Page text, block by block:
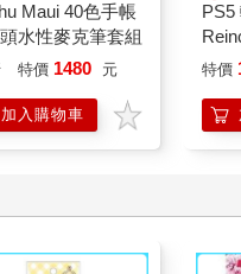
Maui 40色手帳
水性麥克筆套組
特價 1480 元
加入購物車
PS5
般版
特價